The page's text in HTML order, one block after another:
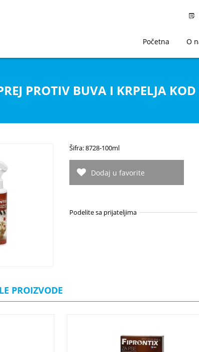
PROTIV BUVA I KRPELJA
Početna O
Šifra: 8728-100ml
Dodaj u favorite
Podelite sa prijateljima
PROIZVODE